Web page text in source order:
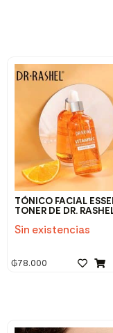
TÓNICO FACIAL
TONER DE DR.
Sin existencias
₲78.000